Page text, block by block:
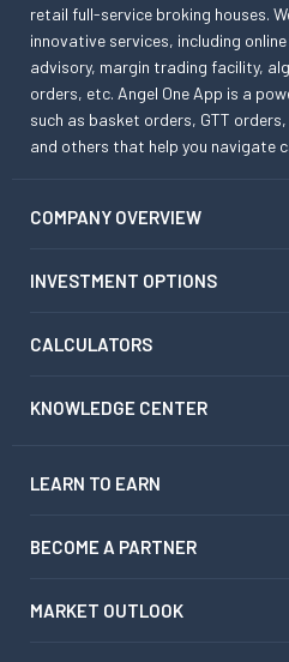
retail full-service broking houses.
innovative services, including
advisory, margin trading facility,
orders, etc. Angel One App is a
such as basket orders, GTT
and others that help you navigate
COMPANY OVERVIEW
INVESTMENT OPTIONS
CALCULATORS
KNOWLEDGE CENTER
LEARN TO EARN
BECOME A PARTNER
MARKET OUTLOOK